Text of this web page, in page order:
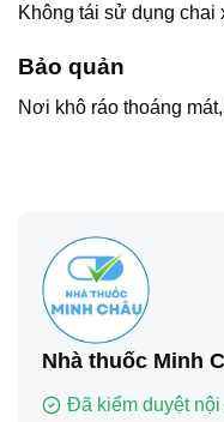
Không tái sử dụng
Bảo quản
Nơi khô ráo thoáng
Nhà thuốc Minh
Đã kiểm duyệt nội